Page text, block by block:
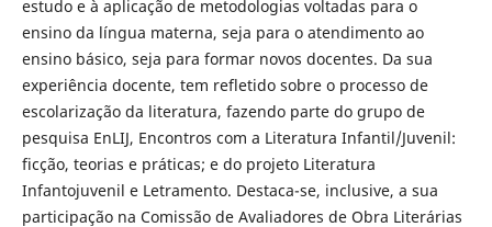
estudo e à aplicação de metodologias voltadas para o
ensino da língua materna, seja para o atendimento ao
ensino básico, seja para formar novos docentes. Da sua
experiência docente, tem refletido sobre o processo de
escolarização da literatura, fazendo parte do grupo de
pesquisa EnLIJ, Encontros com a Literatura Infantil/Juvenil:
ficção, teorias e práticas; e do projeto Literatura
Infantojuvenil e Letramento. Destaca-se, inclusive, a sua
participação na Comissão de Avaliadores de Obra Literárias